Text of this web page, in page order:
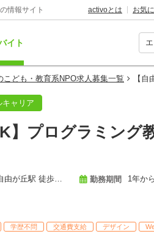
情報サイト activoとは お気
イト
こども・教育系NPO求人募集一覧 【
ャリア
】プログラミング
東京 [目黒区/自由が丘駅 徒歩6分, 目黒区/自由が丘駅 徒歩5分]
勤務期間 1年か
学歴不問 交通費支給 デザイン